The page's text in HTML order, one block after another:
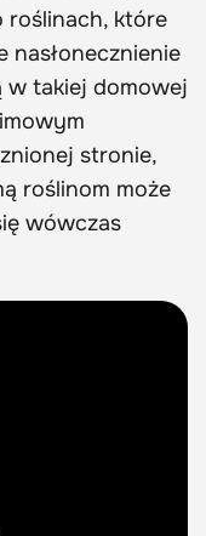
roślinach, które
nasłonecznienie
w takiej domowej
stronie,
roślinom może
wówczas